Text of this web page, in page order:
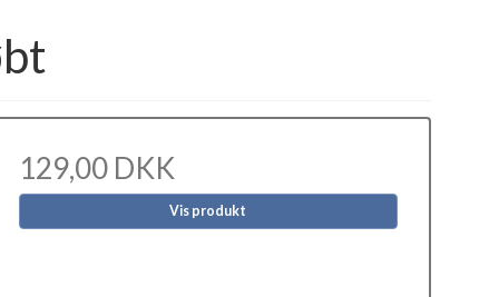
129,00 DKK
Vis produkt